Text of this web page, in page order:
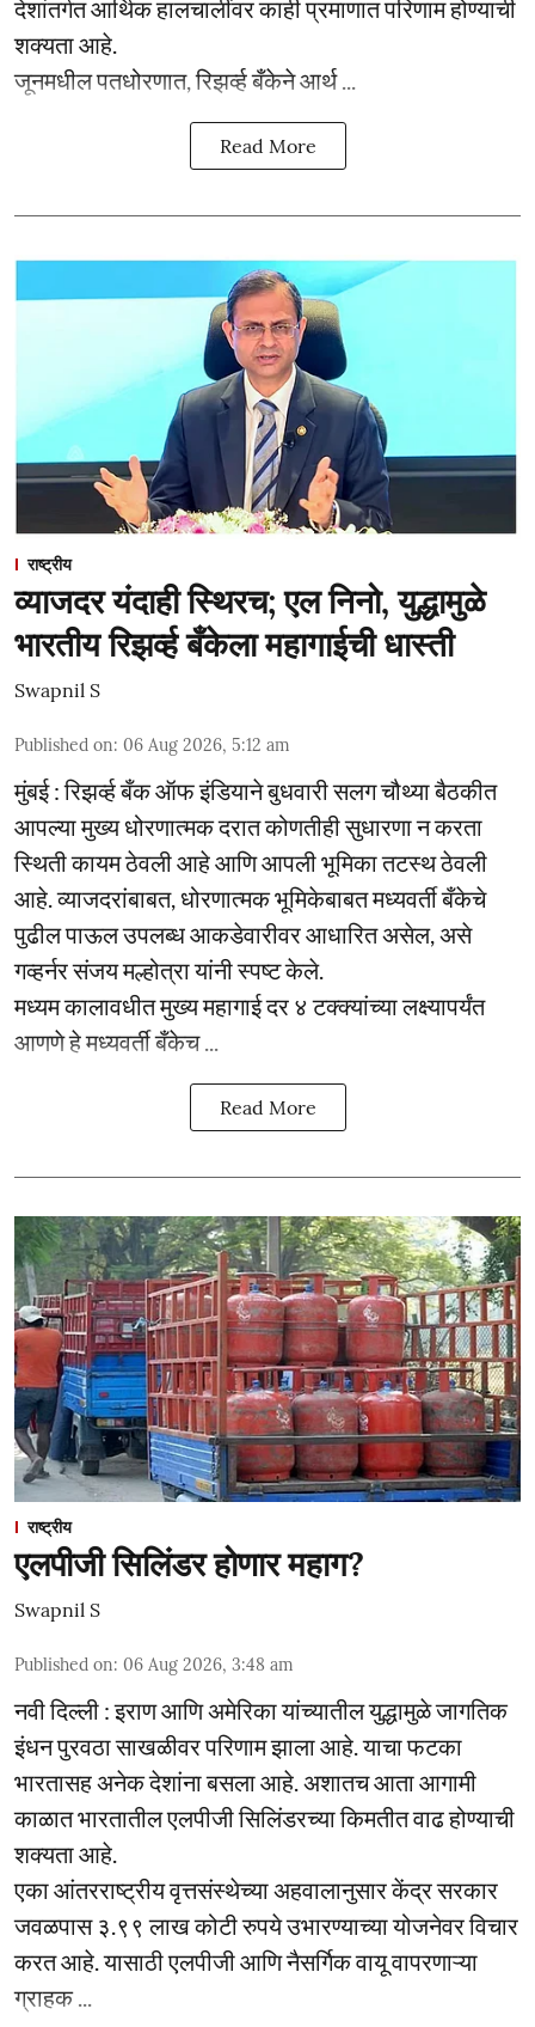
देशांतर्गत आर्थिक हालचालींवर काही प्रमाणात परिणाम होण्याची
शक्यता आहे.
जूनमधील पतधोरणात, रिझर्व्ह बँकेने आर्थ ...
Read More
राष्ट्रीय
व्याजदर यंदाही स्थिरच; एल निनो, युद्धामुळे
भारतीय रिझर्व्ह बँकेला महागाईची धास्ती
Swapnil S
Published on: 06 Aug 2026, 5:12 am
मुंबई : रिझर्व्ह बँक ऑफ इंडियाने बुधवारी सलग चौथ्या बैठकीत
आपल्या मुख्य धोरणात्मक दरात कोणतीही सुधारणा न करता
स्थिती कायम ठेवली आहे आणि आपली भूमिका तटस्थ ठेवली
आहे. व्याजदरांबाबत, धोरणात्मक भूमिकेबाबत मध्यवर्ती बँकेचे
पुढील पाऊल उपलब्ध आकडेवारीवर आधारित असेल, असे
गव्हर्नर संजय मल्होत्रा यांनी स्पष्ट केले.
मध्यम कालावधीत मुख्य महागाई दर ४ टक्क्यांच्या लक्ष्यापर्यंत
आणणे हे मध्यवर्ती बँकेच ...
Read More
राष्ट्रीय
एलपीजी सिलिंडर होणार महाग?
Swapnil S
Published on: 06 Aug 2026, 3:48 am
नवी दिल्ली : इराण आणि अमेरिका यांच्यातील युद्धामुळे जागतिक
इंधन पुरवठा साखळीवर परिणाम झाला आहे. याचा फटका
भारतासह अनेक देशांना बसला आहे. अशातच आता आगामी
काळात भारतातील एलपीजी सिलिंडरच्या किमतीत वाढ होण्याची
शक्यता आहे.
एका आंतरराष्ट्रीय वृत्तसंस्थेच्या अहवालानुसार केंद्र सरकार
जवळपास ३.९९ लाख कोटी रुपये उभारण्याच्या योजनेवर विचार
करत आहे. यासाठी एलपीजी आणि नैसर्गिक वायू वापरणाऱ्या
ग्राहक ...